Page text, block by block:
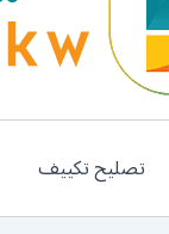
تصليح تكييف